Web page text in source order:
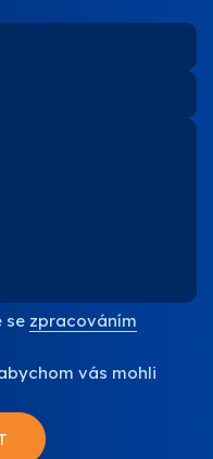
se zpracováním
vás mohli